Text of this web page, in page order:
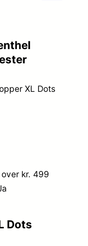
XL Dots
kr. 499
Dots